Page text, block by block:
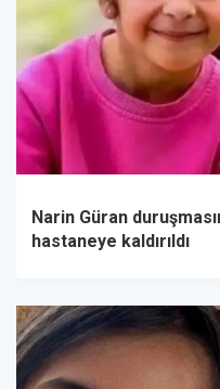
Narin Güran
hastaneye kaldırıldı